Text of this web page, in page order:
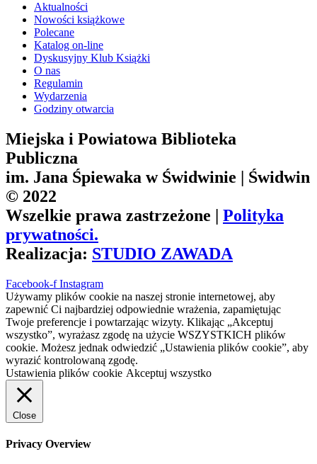
Aktualności
Nowości książkowe
Polecane
Katalog on-line
Dyskusyjny Klub Książki
O nas
Regulamin
Wydarzenia
Godziny otwarcia
Miejska i Powiatowa Biblioteka
Publiczna
im. Jana Śpiewaka w Świdwinie | Świdwin
© 2022
Wszelkie prawa zastrzeżone | Polityka
prywatności.
Realizacja: STUDIO ZAWADA
Facebook-f Instagram
Używamy plików cookie na naszej stronie internetowej, aby
zapewnić Ci najbardziej odpowiednie wrażenia, zapamiętując
Twoje preferencje i powtarzając wizyty. Klikając „Akceptuj
wszystko”, wyrażasz zgodę na użycie WSZYSTKICH plików
cookie. Możesz jednak odwiedzić „Ustawienia plików cookie”, aby
wyrazić kontrolowaną zgodę.
Ustawienia plików cookie Akceptuj wszystko
Close
Privacy Overview